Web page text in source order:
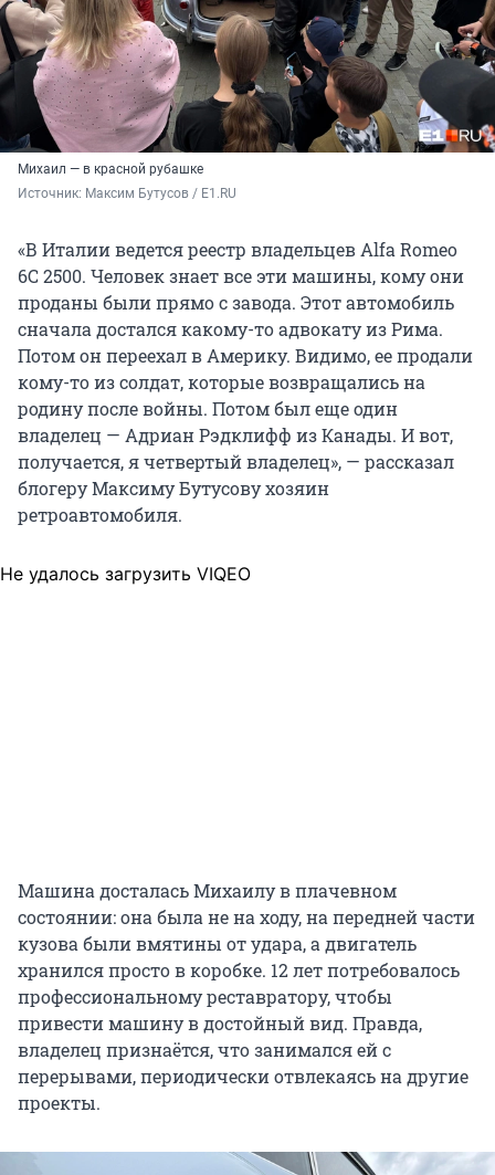
Михаил — в красной рубашке
Источник: Максим Бутусов / E1.RU
«В Италии ведется реестр владельцев Alfa Romeo
6С 2500. Человек знает все эти машины, кому они
проданы были прямо с завода. Этот автомобиль
сначала достался какому-то адвокату из Рима.
Потом он переехал в Америку. Видимо, ее продали
кому-то из солдат, которые возвращались на
родину после войны. Потом был еще один
владелец — Адриан Рэдклифф из Канады. И вот,
получается, я четвертый владелец», — рассказал
блогеру Максиму Бутусову хозяин
ретроавтомобиля.
Не удалось загрузить VIQEO
Машина досталась Михаилу в плачевном
состоянии: она была не на ходу, на передней части
кузова были вмятины от удара, а двигатель
хранился просто в коробке. 12 лет потребовалось
профессиональному реставратору, чтобы
привести машину в достойный вид. Правда,
владелец признаётся, что занимался ей с
перерывами, периодически отвлекаясь на другие
проекты.